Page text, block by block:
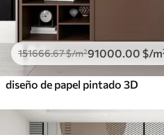
151666.67$/m²91000.00 $/
diseño de papel pintado 3D